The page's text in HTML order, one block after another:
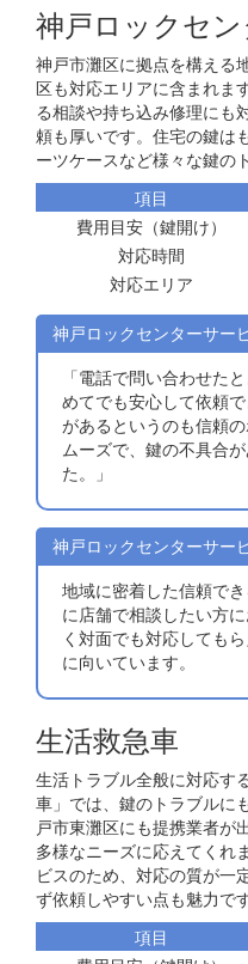
神戸ロックセ
神戸市灘区に拠点を構える
区も対応エリアに含まれま
る相談や持ち込み修理にも
頼も厚いです。住宅の鍵は
ーツケースなど様々な鍵の
項目
費用目安（鍵開け）
対応時間
対応エリア
神戸ロックセンターサー
「電話で問い合わせた
めてでも安心して依頼
があるというのも信頼
ムーズで、鍵の不具合
た。」
神戸ロックセンターサー
地域に密着した信頼で
に店舗で相談したい方
く対面でも対応しても
に向いています。
生活救急車
生活トラブル全般に対応す
車」では、鍵のトラブルに
戸市東灘区にも提携業者が
多様なニーズに応えてくれ
ビスのため、対応の質が一
ず依頼しやすい点も魅力です
項目